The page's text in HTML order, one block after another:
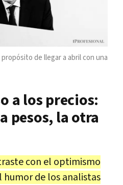
de llegar a abril con una
a los precios:
pesos, la otra
con el optimismo
humor de los analistas